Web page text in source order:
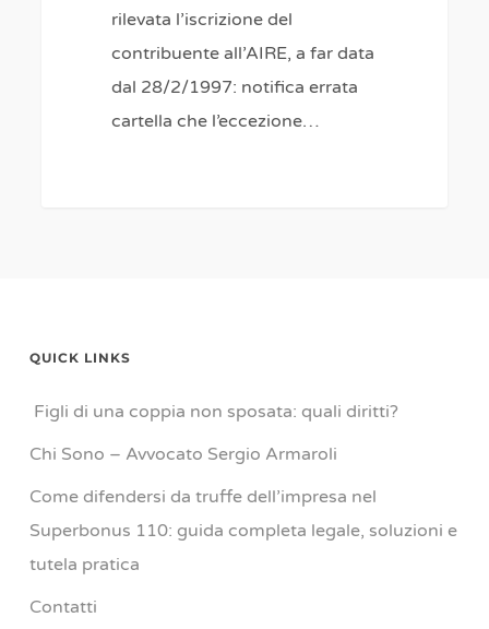
rilevata l’iscrizione del
contribuente all’AIRE, a far data
dal 28/2/1997: notifica errata
cartella che l’eccezione…
QUICK LINKS
Figli di una coppia non sposata: quali diritti?
Chi Sono – Avvocato Sergio Armaroli
Come difendersi da truffe dell’impresa nel
Superbonus 110: guida completa legale, soluzioni e
tutela pratica
Contatti